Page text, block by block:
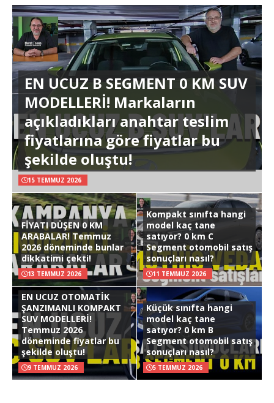
EN UCUZ B SEGMENT 0 KM SUV
MODELLERİ! Markaların
açıkladıkları anahtar teslim
fiyatlarına göre fiyatlar bu
şekilde oluştu!
15 TEMMUZ 2026
FİYATI DÜŞEN 0 KM
ARABALAR! Temmuz
2026 döneminde bunlar
dikkatimi çekti!
13 TEMMUZ 2026
Kompakt sınıfta hangi
model kaç tane
satıyor? 0 km C
Segment otomobil satış
sonuçları nasıl?
11 TEMMUZ 2026
EN UCUZ OTOMATİK
ŞANZIMANLI KOMPAKT
SUV MODELLERİ!
Temmuz 2026
döneminde fiyatlar bu
şekilde oluştu!
9 TEMMUZ 2026
Küçük sınıfta hangi
model kaç tane
satıyor? 0 km B
Segment otomobil satış
sonuçları nasıl?
5 TEMMUZ 2026